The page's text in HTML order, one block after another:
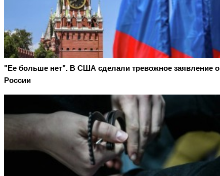
"Ее больше нет". В США сделали тревожное заявление о
России